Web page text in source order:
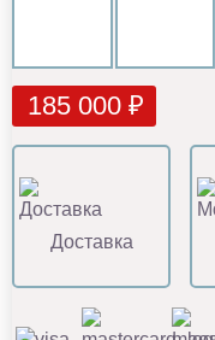
185 000 ₽
Доставка